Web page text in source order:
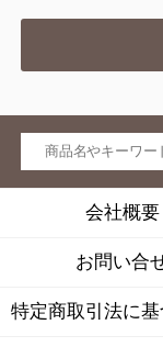
会社概要
お問い合
特定商取引法に